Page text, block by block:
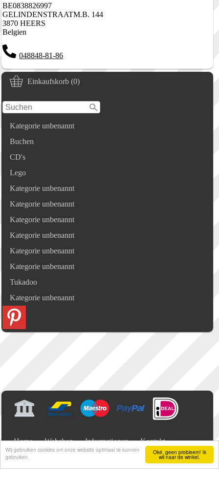
Oké, geen probleem! Ik
wil naar de winkel.
Wij gebruiken cookies om onze website optimaal te kunnen
gebruiken.
Einkaufskorb (0)
Kategorie unbenannt
Buchen
CD's
Lego
Kategorie unbenannt
Kategorie unbenannt
Kategorie unbenannt
Kategorie unbenannt
Kategorie unbenannt
Kategorie unbenannt
Tukadoo
Kategorie unbenannt
BE0838826997
GELINDENSTRAATM.B. 144
3870 HEERS
Belgien
048848-81-86
Home Webshop Informationen
Kontakt
Mein Konto